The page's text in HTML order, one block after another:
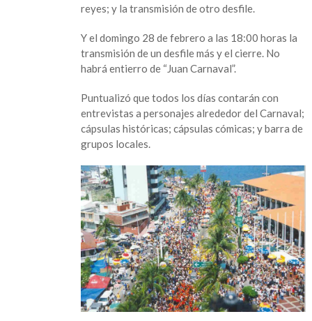
reyes; y la transmisión de otro desfile.
Y el domingo 28 de febrero a las 18:00 horas la
transmisión de un desfile más y el cierre. No
habrá entierro de “Juan Carnaval”.
Puntualizó que todos los días contarán con
entrevistas a personajes alrededor del Carnaval;
cápsulas históricas; cápsulas cómicas; y barra de
grupos locales.